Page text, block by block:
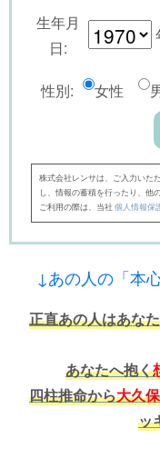
生年月
日:
性別: 女性
株式会社レンサは、ご入力いた
し、情報の蓄積を行ったり、他
ご利用の際は、当社 個人情報保
↓あの人の「本
正直あの人はあな
あなたへ抱く
四柱推命から大久
ッ